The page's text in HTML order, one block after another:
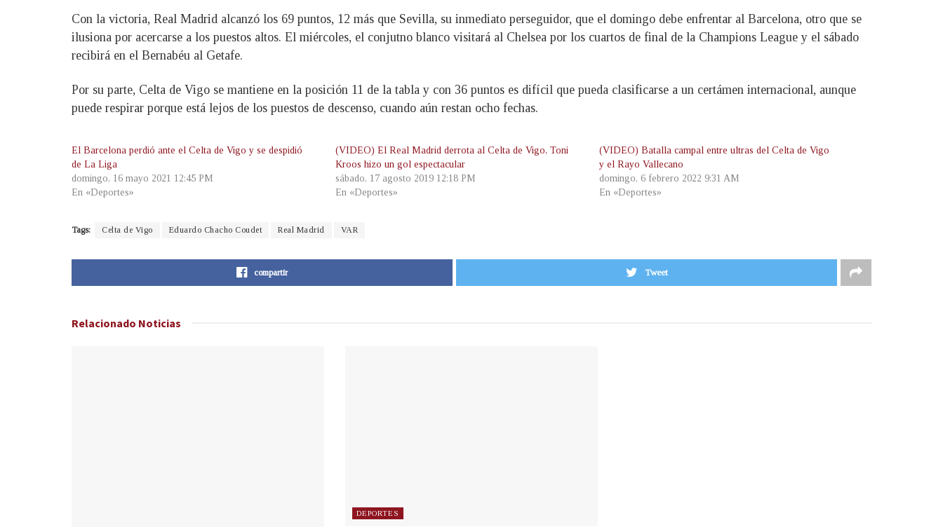
Con la victoria, Real Madrid alcanzó los 69 puntos, 12 más que Sevilla, su inmediato perseguidor, que el domingo debe enfrentar al Barcelona, otro que se
ilusiona por acercarse a los puestos altos. El miércoles, el conjutno blanco visitará al Chelsea por los cuartos de final de la Champions League y el sábado
recibirá en el Bernabéu al Getafe.
Por su parte, Celta de Vigo se mantiene en la posición 11 de la tabla y con 36 puntos es difícil que pueda clasificarse a un certámen internacional, aunque
puede respirar porque está lejos de los puestos de descenso, cuando aún restan ocho fechas.
El Barcelona perdió ante el Celta de Vigo y se despidió
de La Liga
domingo, 16 mayo 2021 12:45 PM
En «Deportes»
(VIDEO) El Real Madrid derrota al Celta de Vigo, Toni
Kroos hizo un gol espectacular
sábado, 17 agosto 2019 12:18 PM
En «Deportes»
(VIDEO) Batalla campal entre ultras del Celta de Vigo
y el Rayo Vallecano
domingo, 6 febrero 2022 9:31 AM
En «Deportes»
Tags: Celta de Vigo Eduardo Chacho Coudet Real Madrid VAR
compartir Tweet
Relacionado Noticias
DEPORTES